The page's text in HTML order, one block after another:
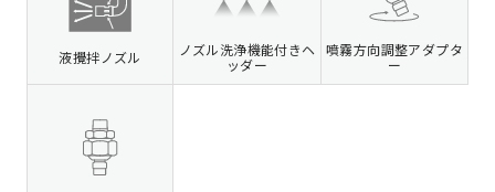
液攪拌ノズル
ノズル洗浄機能付きヘ
ッダー
噴霧方向調整アダプタ
ー